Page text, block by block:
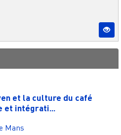
et la culture du café
et intégrati...
Mans